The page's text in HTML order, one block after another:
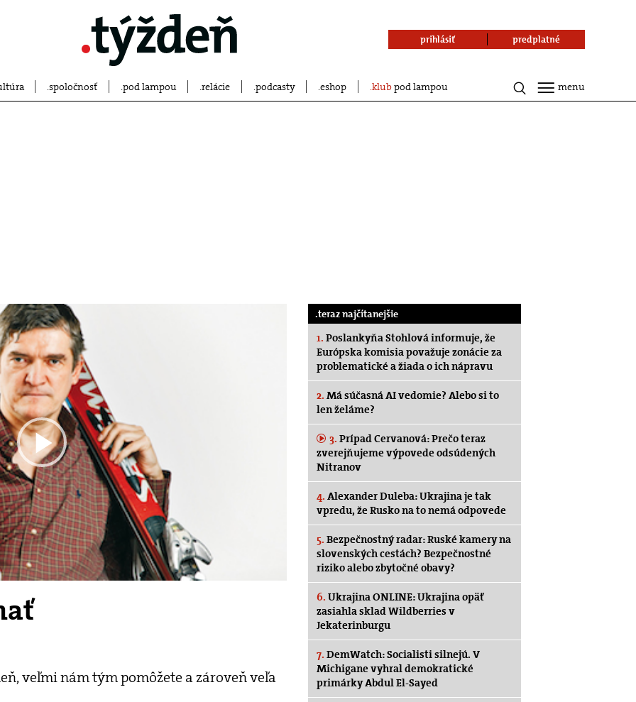
spoločnosť pod lampou relácie podcasty eshop klubpod lampou
prihlásiť predplatné
menu
Play
Video
veľmi nám tým pomôžete a zároveň veľa
.teraz najčítanejšie
1. Poslankyňa Stohlová informuje, že
Európska komisia považuje zonácie za
problematické a žiada o ich nápravu
2. Má súčasná AI vedomie? Alebo si to
len želáme?
3. Prípad Cervanová: Prečo teraz
zverejňujeme výpovede odsúdených
Nitranov
4. Alexander Duleba: Ukrajina je tak
vpredu, že Rusko na to nemá odpovede
5. Bezpečnostný radar: Ruské kamery na
slovenských cestách? Bezpečnostné
riziko alebo zbytočné obavy?
6. Ukrajina ONLINE: Ukrajina opäť
zasiahla sklad Wildberries v
Jekaterinburgu
7. DemWatch: Socialisti silnejú. V
Michigane vyhral demokratické
primárky Abdul El-Sayed